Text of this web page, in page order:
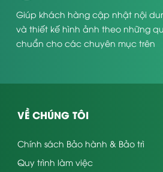
Giúp khách hàng cập nhật nội
và thiết kế hình ảnh theo những
chuẩn cho các chuyên mục trên
VỀ CHÚNG TÔI
Chính sách Bảo hành & Bảo trì
Quy trình làm việc